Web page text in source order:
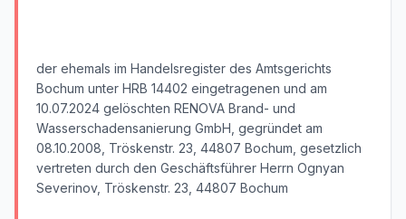
der ehemals im Handelsregister des Amtsgerichts
Bochum unter HRB 14402 eingetragenen und am
10.07.2024 gelöschten RENOVA Brand- und
Wasserschadensanierung GmbH, gegründet am
08.10.2008, Tröskenstr. 23, 44807 Bochum, gesetzlich
vertreten durch den Geschäftsführer Herrn Ognyan
Severinov, Tröskenstr. 23, 44807 Bochum